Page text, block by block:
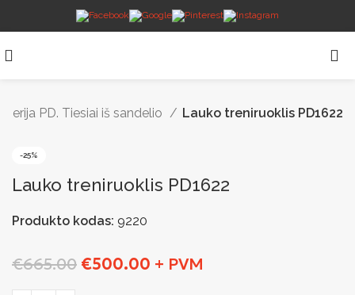
PD. Tiesiai iš sandelio Lauko treniruoklis PD1622
-25%
Lauko treniruoklis PD1622
Produkto kodas: 9220
€665.00 €500.00 + PVM